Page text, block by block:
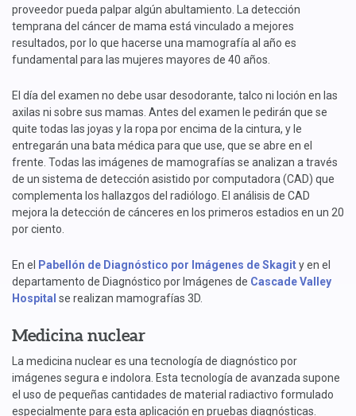
proveedor pueda palpar algún abultamiento. La detección
temprana del cáncer de mama está vinculado a mejores
resultados, por lo que hacerse una mamografía al año es
fundamental para las mujeres mayores de 40 años.
El día del examen no debe usar desodorante, talco ni loción en las
axilas ni sobre sus mamas. Antes del examen le pedirán que se
quite todas las joyas y la ropa por encima de la cintura, y le
entregarán una bata médica para que use, que se abre en el
frente. Todas las imágenes de mamografías se analizan a través
de un sistema de detección asistido por computadora (CAD) que
complementa los hallazgos del radiólogo. El análisis de CAD
mejora la detección de cánceres en los primeros estadios en un 20
por ciento.
En el Pabellón de Diagnóstico por Imágenes de Skagity en el
departamento de Diagnóstico por Imágenes de Cascade Valley
Hospital se realizan mamografías 3D.
Medicina nuclear
La medicina nuclear es una tecnología de diagnóstico por
imágenes segura e indolora. Esta tecnología de avanzada supone
el uso de pequeñas cantidades de material radiactivo formulado
especialmente para esta aplicación en pruebas diagnósticas.